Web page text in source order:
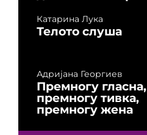
Катарина Лука
Телото слуша
Адријана Георгиев
Премногу гласна,
премногу тивка,
премногу жена